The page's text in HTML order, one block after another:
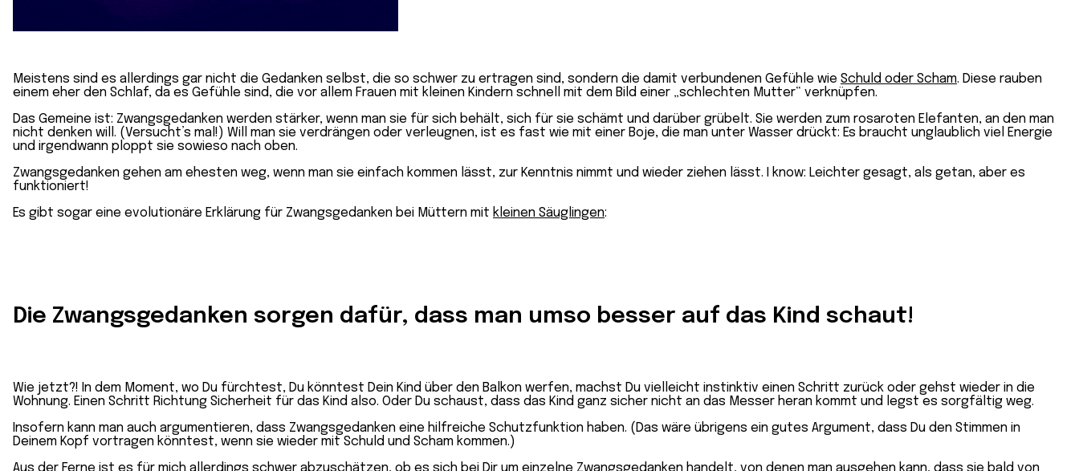
Meistens sind es allerdings gar nicht die Gedanken selbst, die so schwer zu ertragen sind, sondern die damit verbundenen Gefühle wie Schuld oder Scham. Diese rauben
einem eher den Schlaf, da es Gefühle sind, die vor allem Frauen mit kleinen Kindern schnell mit dem Bild einer „schlechten Mutter“ verknüpfen.
Das Gemeine ist: Zwangsgedanken werden stärker, wenn man sie für sich behält, sich für sie schämt und darüber grübelt. Sie werden zum rosaroten Elefanten, an den man
nicht denken will. (Versucht’s mal!) Will man sie verdrängen oder verleugnen, ist es fast wie mit einer Boje, die man unter Wasser drückt: Es braucht unglaublich viel Energie
und irgendwann ploppt sie sowieso nach oben.
Zwangsgedanken gehen am ehesten weg, wenn man sie einfach kommen lässt, zur Kenntnis nimmt und wieder ziehen lässt. I know: Leichter gesagt, als getan, aber es
funktioniert!
Es gibt sogar eine evolutionäre Erklärung für Zwangsgedanken bei Müttern mit kleinen Säuglingen:
Die Zwangsgedanken sorgen dafür, dass man umso besser auf das Kind schaut!
Wie jetzt?! In dem Moment, wo Du fürchtest, Du könntest Dein Kind über den Balkon werfen, machst Du vielleicht instinktiv einen Schritt zurück oder gehst wieder in die
Wohnung. Einen Schritt Richtung Sicherheit für das Kind also. Oder Du schaust, dass das Kind ganz sicher nicht an das Messer heran kommt und legst es sorgfältig weg.
Insofern kann man auch argumentieren, dass Zwangsgedanken eine hilfreiche Schutzfunktion haben. (Das wäre übrigens ein gutes Argument, dass Du den Stimmen in
Deinem Kopf vortragen könntest, wenn sie wieder mit Schuld und Scham kommen.)